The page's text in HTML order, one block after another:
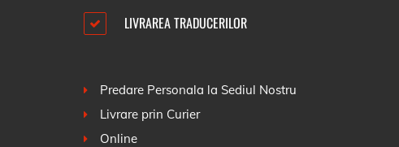
LIVRAREA TRADUCERILOR
Predare Personala la Sediul Nostru
Livrare prin Curier
Online